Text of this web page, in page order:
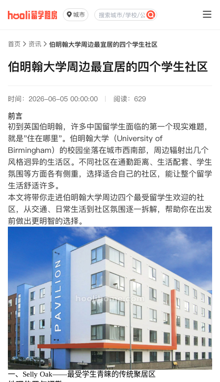
城市
首页 资讯 伯明翰大学周边最宜居的四个学生社区
伯明翰大学周边最宜居的四个学生社区
时间：2026-06-05 00:00:00 阅读：629
前言
初到英国伯明翰，许多中国留学生面临的第一个现实难题，
就是"住在哪里"。伯明翰大学（University of
Birmingham）的校园坐落在城市西南部，周边辐射出几个
风格迥异的生活区。不同社区在通勤距离、生活配套、学生
氛围等方面各有侧重，选择适合自己的社区，能让整个留学
生活舒适许多。
本文将带你走进伯明翰大学周边四个最受留学生欢迎的社
区，从交通、日常生活到社区氛围逐一拆解，帮助你在出发
前做出更明智的选择。
一、Selly Oak——最受学生青睐的传统聚居区